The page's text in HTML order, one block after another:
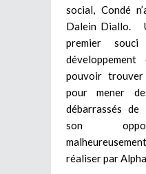
social, Condé
Dalein Diallo.
premier
pouvoir
pour mener
débarrassés
son
réaliser par